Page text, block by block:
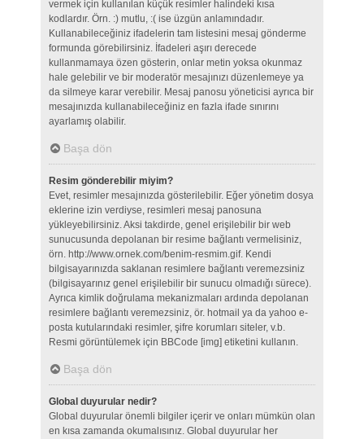
vermek için kullanılan küçük resimler halindeki kısa
kodlardır. Örn. :) mutlu, :( ise üzgün anlamındadır.
Kullanabileceğiniz ifadelerin tam listesini mesaj gönderme
formunda görebilirsiniz. İfadeleri aşırı derecede
kullanmamaya özen gösterin, onlar metin yoksa okunmaz
hale gelebilir ve bir moderatör mesajınızı düzenlemeye ya
da silmeye karar verebilir. Mesaj panosu yöneticisi ayrıca bir
mesajınızda kullanabileceğiniz en fazla ifade sınırını
ayarlamış olabilir.
Başa dön
Resim gönderebilir miyim?
Evet, resimler mesajınızda gösterilebilir. Eğer yönetim dosya
eklerine izin verdiyse, resimleri mesaj panosuna
yükleyebilirsiniz. Aksi takdirde, genel erişilebilir bir web
sunucusunda depolanan bir resime bağlantı vermelisiniz,
örn. http://www.ornek.com/benim-resmim.gif. Kendi
bilgisayarınızda saklanan resimlere bağlantı veremezsiniz
(bilgisayarınız genel erişilebilir bir sunucu olmadığı sürece).
Ayrıca kimlik doğrulama mekanizmaları ardında depolanan
resimlere bağlantı veremezsiniz, ör. hotmail ya da yahoo e-
posta kutularındaki resimler, şifre korumları siteler, v.b.
Resmi görüntülemek için BBCode [img] etiketini kullanın.
Başa dön
Global duyurular nedir?
Global duyurular önemli bilgiler içerir ve onları mümkün olan
en kısa zamanda okumalısınız. Global duyurular her